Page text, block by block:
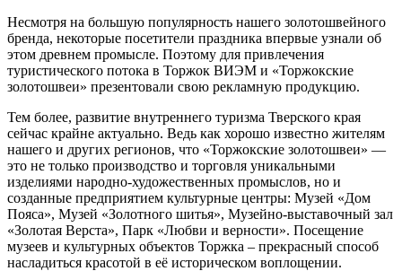
Несмотря на большую популярность нашего золотошвейного
бренда, некоторые посетители праздника впервые узнали об
этом древнем промысле. Поэтому для привлечения
туристического потока в Торжок ВИЭМ и «Торжокские
золотошвеи» презентовали свою рекламную продукцию.
Тем более, развитие внутреннего туризма Тверского края
сейчас крайне актуально. Ведь как хорошо известно жителям
нашего и других регионов, что «Торжокские золотошвеи» —
это не только производство и торговля уникальными
изделиями народно-художественных промыслов, но и
созданные предприятием культурные центры: Музей «Дом
Пояса», Музей «Золотного шитья», Музейно-выставочный зал
«Золотая Верста», Парк «Любви и верности». Посещение
музеев и культурных объектов Торжка – прекрасный способ
насладиться красотой в её историческом воплощении.